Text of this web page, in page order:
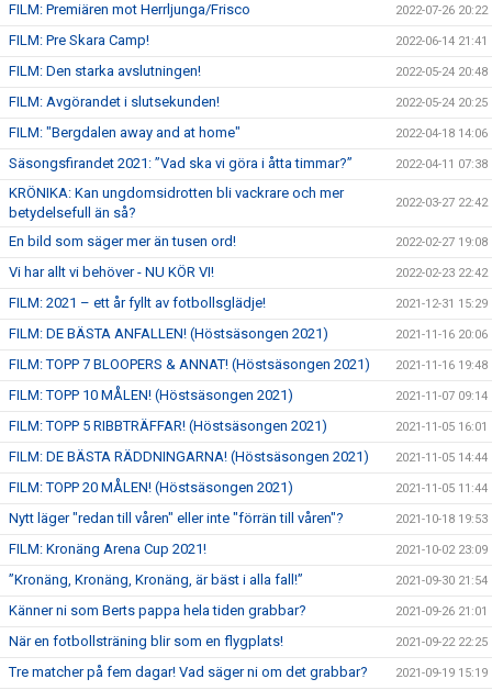
FILM: Premiären mot Herrljunga/Frisco 2022-07-26 20:22
FILM: Pre Skara Camp! 2022-06-14 21:41
FILM: Den starka avslutningen! 2022-05-24 20:48
FILM: Avgörandet i slutsekunden! 2022-05-24 20:25
FILM: "Bergdalen away and at home" 2022-04-18 14:06
Säsongsfirandet 2021: ”Vad ska vi göra i åtta timmar?” 2022-04-11 07:38
KRÖNIKA: Kan ungdomsidrotten bli vackrare och mer
betydelsefull än så?
2022-03-27 22:42
En bild som säger mer än tusen ord! 2022-02-27 19:08
Vi har allt vi behöver - NU KÖR VI! 2022-02-23 22:42
FILM: 2021 – ett år fyllt av fotbollsglädje! 2021-12-31 15:29
FILM: DE BÄSTA ANFALLEN! (Höstsäsongen 2021) 2021-11-16 20:06
FILM: TOPP 7 BLOOPERS & ANNAT! (Höstsäsongen 2021) 2021-11-16 19:48
FILM: TOPP 10 MÅLEN! (Höstsäsongen 2021) 2021-11-07 09:14
FILM: TOPP 5 RIBBTRÄFFAR! (Höstsäsongen 2021) 2021-11-05 16:01
FILM: DE BÄSTA RÄDDNINGARNA! (Höstsäsongen 2021) 2021-11-05 14:44
FILM: TOPP 20 MÅLEN! (Höstsäsongen 2021) 2021-11-05 11:44
Nytt läger "redan till våren" eller inte "förrän till våren"? 2021-10-18 19:53
FILM: Kronäng Arena Cup 2021! 2021-10-02 23:09
”Kronäng, Kronäng, Kronäng, är bäst i alla fall!” 2021-09-30 21:54
Känner ni som Berts pappa hela tiden grabbar? 2021-09-26 21:01
När en fotbollsträning blir som en flygplats! 2021-09-22 22:25
Tre matcher på fem dagar! Vad säger ni om det grabbar? 2021-09-19 15:19